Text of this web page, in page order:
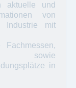
aktuelle und
von
Industrie mit
sowie
in